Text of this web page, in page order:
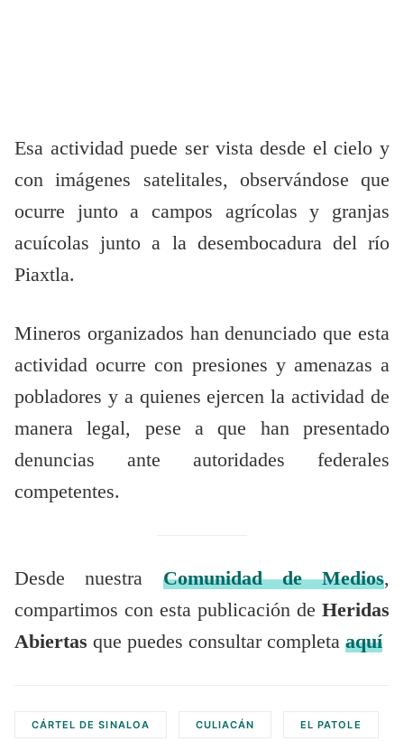
Esa actividad puede ser vista desde el cielo y
con imágenes satelitales, observándose que
ocurre junto a campos agrícolas y granjas
acuícolas junto a la desembocadura del río
Piaxtla.
Mineros organizados han denunciado que esta
actividad ocurre con presiones y amenazas a
pobladores y a quienes ejercen la actividad de
manera legal, pese a que han presentado
denuncias ante autoridades federales
competentes.
Desde nuestra Comunidad de Medios,
compartimos con esta publicación de Heridas
Abiertas que puedes consultar completa aquí
CÁRTEL DE SINALOA CULIACÁN EL PATOLE